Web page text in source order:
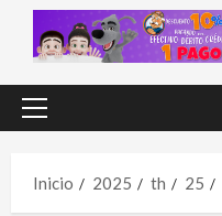
Menú
Inicio
2025 th 25